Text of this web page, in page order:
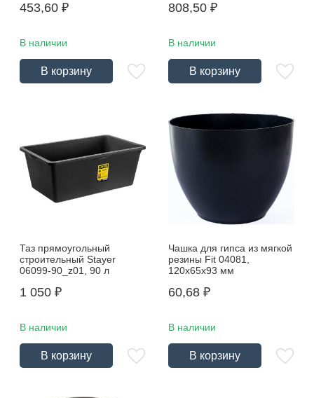
453,60 ₽
В наличии
В корзину
808,50 ₽
В наличии
В корзину
Таз прямоугольный
строительный Stayer
06099-90_z01, 90 л
1 050 ₽
В наличии
В корзину
Чашка для гипса из мягкой
резины Fit 04081,
120х65х93 мм
60,68 ₽
В наличии
В корзину